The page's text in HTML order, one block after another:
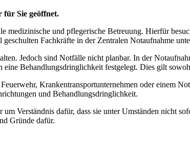
für Sie geöffnet.
medizinische und pflegerische Betreuung. Hierfür
Fachkräfte in der Zentralen Notaufnahme
Jedoch sind Notfälle nicht planbar. In der
Behandlungsdringlichkeit festgelegt. Dies gilt
Krankentransportunternehmen oder einem
und Behandlungsdringlichkeit.
Verständnis dafür, dass sie unter Umständen nicht
Gründe dafür.